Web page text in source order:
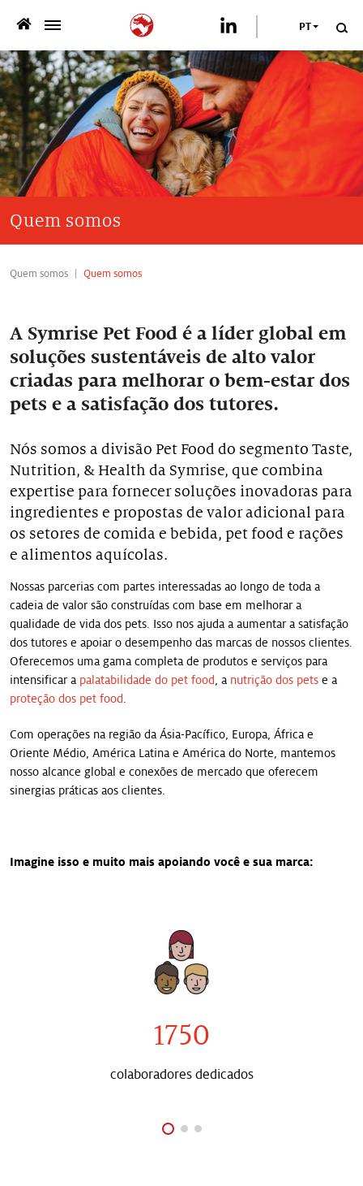
QUEM SOMOS >
O QUE OFERECEMOS
SUSTENTABILIDADE
NEWSROOM >
FALE CONOSCO
Palatabilidade do Pet Food >
Proteção do Pet Food
PT
Quem somos
Quem somos Quem somos
A Symrise Pet Food é a líder global em
soluções sustentáveis de alto valor
criadas para melhorar o bem-estar dos
pets e a satisfação dos tutores.
Nós somos a divisão Pet Food do segmento Taste,
Nutrition, & Health da Symrise, que combina
expertise para fornecer soluções inovadoras para
ingredientes e propostas de valor adicional para
os setores de comida e bebida, pet food e rações
e alimentos aquícolas.
Nossas parcerias com partes interessadas ao longo de toda a
cadeia de valor são construídas com base em melhorar a
qualidade de vida dos pets. Isso nos ajuda a aumentar a satisfação
dos tutores e apoiar o desempenho das marcas de nossos clientes.
Oferecemos uma gama completa de produtos e serviços para
intensificar a palatabilidade do pet food , a nutrição dos pets e a
proteção dos pet food
Com operações na região da Ásia-Pacífico, Europa, África e
Oriente Médio, América Latina e América do Norte, mantemos
nosso alcance global e conexões de mercado que oferecem
sinergias práticas aos clientes.
Imagine isso e muito mais apoiando você e sua marca:
1750
colaboradores dedicados